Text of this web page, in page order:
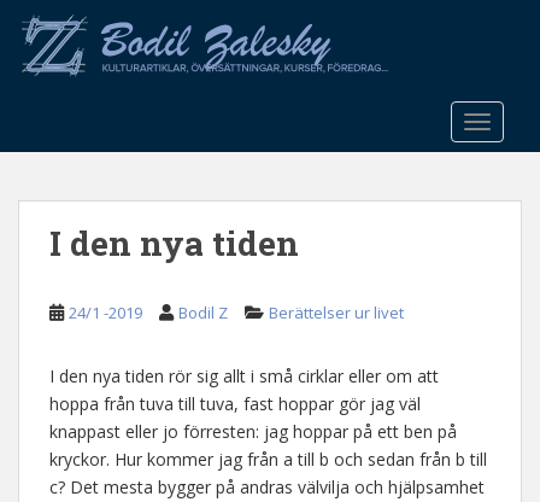
o
I den nya tiden
24/1 -2019 Bodil Z Berättelser ur livet
I den nya tiden rör sig allt i små cirklar eller om att
hoppa från tuva till tuva, fast hoppar gör jag väl
knappast eller jo förresten: jag hoppar på ett ben på
kryckor. Hur kommer jag från a till b och sedan från b till
c? Det mesta bygger på andras välvilja och hjälpsamhet